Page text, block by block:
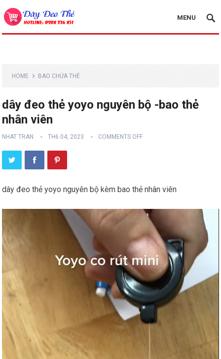
MENU
HOME BAO CHỨA THẺ
dây đeo thẻ yoyo nguyên bộ -bao thẻ
nhân viên
NHAT TRAN TH6 04, 2023 COMMENTS OFF
dây đeo thẻ yoyo nguyên bộ kèm bao thẻ nhân viên
chơi
Video